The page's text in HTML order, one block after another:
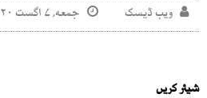
ویب ڈیسک جمعه, ۷ اگست ۲۰۲۰
شیئر کریں